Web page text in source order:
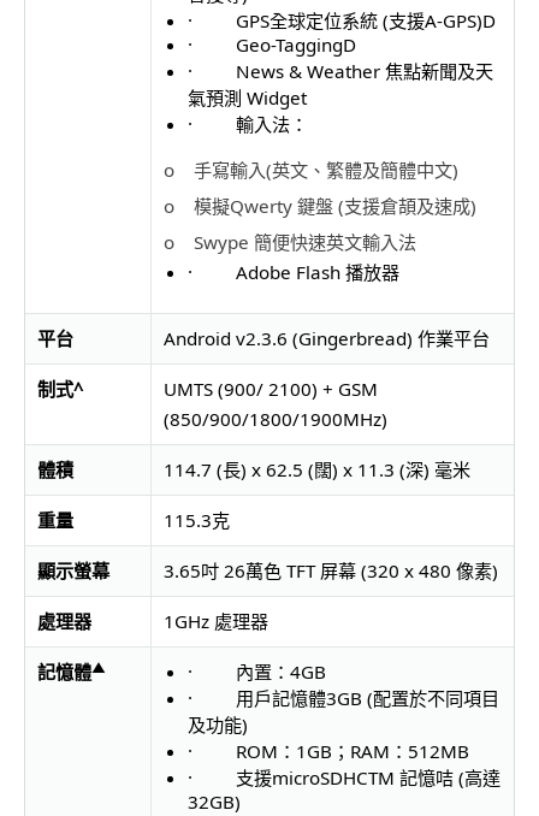
· GPS全球定位系統 (支援A-GPS)D
· Geo-TaggingD
· News & Weather 焦點新聞及天
氣預測 Widget
· 輸入法：
o 手寫輸入(英文、繁體及簡體中文)
o 模擬Qwerty 鍵盤 (支援倉頡及速成)
o Swype 簡便快速英文輸入法
· Adobe Flash 播放器
平台 Android v2.3.6 (Gingerbread) 作業平台
制式^
UMTS (900/ 2100) + GSM
(850/900/1800/1900MHz)
體積 114.7 (長) x 62.5 (闊) x 11.3 (深) 毫米
重量 115.3克
顯示螢幕 3.65吋 26萬色 TFT 屏幕 (320 x 480 像素)
處理器 1GHz 處理器
記憶體▲
· 內置：4GB
· 用戶記憶體3GB (配置於不同項目
及功能)
· ROM：1GB；RAM：512MB
· 支援microSDHCTM 記憶咭 (高達
32GB)